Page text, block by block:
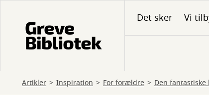
hovedindhold
Det sker Vi
Artikler Inspiration For forældre Den fantastiske